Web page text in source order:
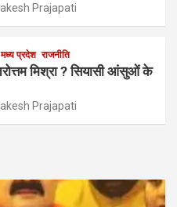
Prajapati
मध्य प्रदेश राजनीति
मिश्रा ? सियासी आंसुओं के
Prajapati